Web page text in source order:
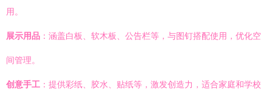
用。
展示用品 ：涵盖白板、软木板、公告栏等，与图钉搭配使用，优化空
间管理。
创意手工 ：提供彩纸、胶水、贴纸等，激发创造力，适合家庭和学校